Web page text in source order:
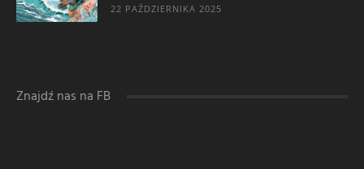
22 PAŹDZIERNIKA 2025
Znajdź nas na FB